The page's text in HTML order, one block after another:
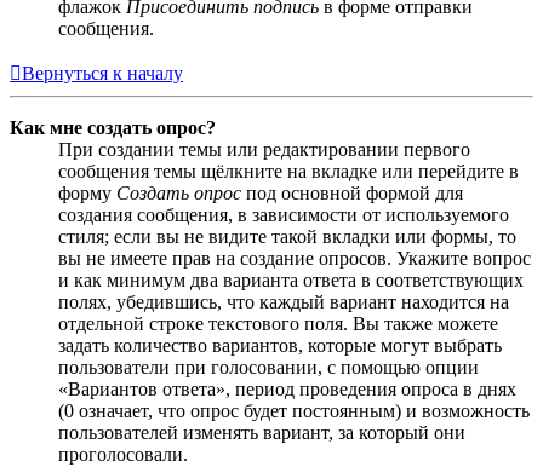
флажок Присоединить подпись в форме отправки
сообщения.
Вернуться к началу
Как мне создать опрос?
При создании темы или редактировании первого
сообщения темы щёлкните на вкладке или перейдите в
форму Создать опрос под основной формой для
создания сообщения, в зависимости от используемого
стиля; если вы не видите такой вкладки или формы, то
вы не имеете прав на создание опросов. Укажите вопрос
и как минимум два варианта ответа в соответствующих
полях, убедившись, что каждый вариант находится на
отдельной строке текстового поля. Вы также можете
задать количество вариантов, которые могут выбрать
пользователи при голосовании, с помощью опции
«Вариантов ответа», период проведения опроса в днях
(0 означает, что опрос будет постоянным) и возможность
пользователей изменять вариант, за который они
проголосовали.